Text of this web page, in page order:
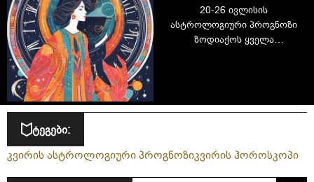
20-26 ივლისის
ასტროლოგიური პროგნოზი
ზოდიაქოს ყველა
ტეგები:
კვირის ასტროლოგიური პროგნოზიკვირის ჰოროსკოპი